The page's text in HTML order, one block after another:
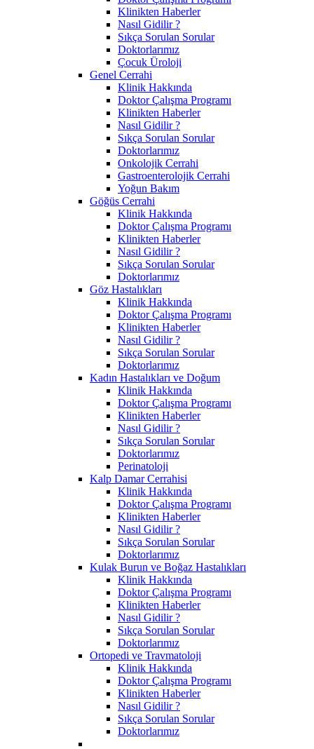
Klinikten Haberler
Nasıl Gidilir ?
Sıkça Sorulan Sorular
Doktorlarımız
Çocuk Üroloji
Genel Cerrahi
Klinik Hakkında
Doktor Çalışma Programı
Klinikten Haberler
Nasıl Gidilir ?
Sıkça Sorulan Sorular
Doktorlarımız
Onkolojik Cerrahi
Gastroenterolojik Cerrahi
Yoğun Bakım
Göğüs Cerrahi
Klinik Hakkında
Doktor Çalışma Programı
Klinikten Haberler
Nasıl Gidilir ?
Sıkça Sorulan Sorular
Doktorlarımız
Göz Hastalıkları
Klinik Hakkında
Doktor Çalışma Programı
Klinikten Haberler
Nasıl Gidilir ?
Sıkça Sorulan Sorular
Doktorlarımız
Kadın Hastalıkları ve Doğum
Klinik Hakkında
Doktor Çalışma Programı
Klinikten Haberler
Nasıl Gidilir ?
Sıkça Sorulan Sorular
Doktorlarımız
Perinatoloji
Kalp Damar Cerrahisi
Klinik Hakkında
Doktor Çalışma Programı
Klinikten Haberler
Nasıl Gidilir ?
Sıkça Sorulan Sorular
Doktorlarımız
Kulak Burun ve Boğaz Hastalıkları
Klinik Hakkında
Doktor Çalışma Programı
Klinikten Haberler
Nasıl Gidilir ?
Sıkça Sorulan Sorular
Doktorlarımız
Ortopedi ve Travmatoloji
Klinik Hakkında
Doktor Çalışma Programı
Klinikten Haberler
Nasıl Gidilir ?
Sıkça Sorulan Sorular
Doktorlarımız